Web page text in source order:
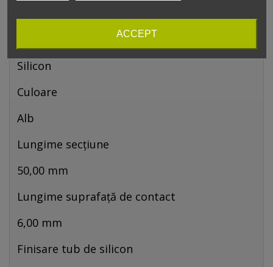
Silicon
Culoare
Alb
Lungime secțiune
50,00 mm
Lungime suprafață de contact
6,00 mm
Finisare tub de silicon
ACCEPT